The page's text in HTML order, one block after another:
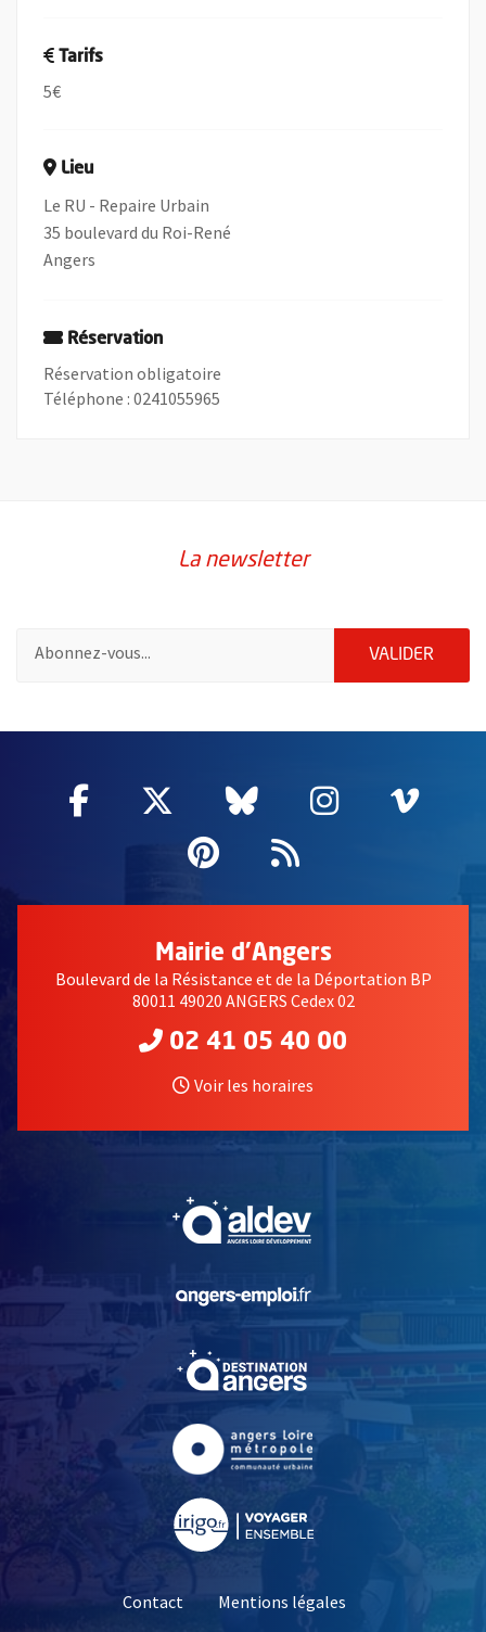
Tarifs
5€
Lieu
Le RU - Repaire Urbain
35 boulevard du Roi-René
Angers
Réservation
Réservation obligatoire
Téléphone : 0241055965
La newsletter
VALIDER
Facebook
, Ouvre une nouvelle fenêtre
Twitter
, Ouvre une nouvelle
Bluesky
, Ouvre une
Instagram
, Ouvre
,
Pinterest
, Ouvre une
Flux RSS
Mairie d'Angers
Boulevard de la Résistance et de la Déportation BP
80011 49020 ANGERS Cedex 02
02 41 05 40 00
Voir les horaires
, Ouvre une nouvelle
, Ouvre une nouvelle
Contact
Mentions légales